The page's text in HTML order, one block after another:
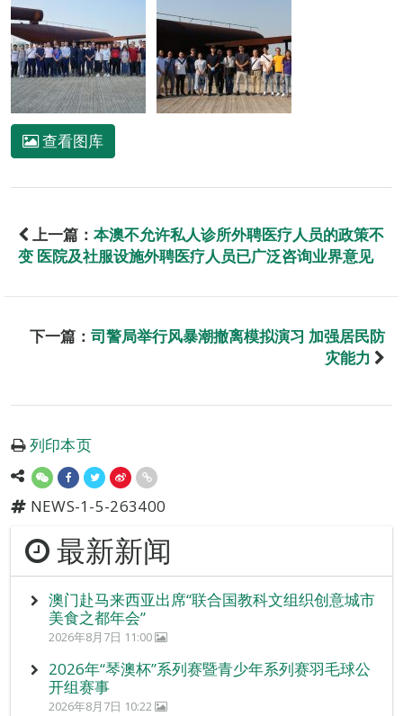
查看图库
上一篇： 本澳不允许私人诊所外聘医疗人员的政策不
变 医院及社服设施外聘医疗人员已广泛咨询业界意见
下一篇： 司警局举行风暴潮撤离模拟演习 加强居民防
灾能力
列印本页
NEWS-1-5-263400
最新新闻
澳门赴马来西亚出席“联合国教科文组织创意城市
美食之都年会”
2026年8月7日 11:00
2026年“琴澳杯”系列赛暨青少年系列赛羽毛球公
开组赛事
2026年8月7日 10:22